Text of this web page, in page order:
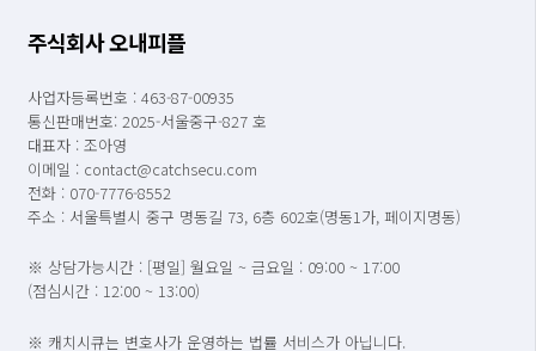
주식회사 오내피플
사업자등록번호 : 463-87-00935
통신판매번호: 2025-서울중구-827 호
대표자 : 조아영
이메일 : contact@catchsecu.com
전화 : 070-7776-8552
주소 : 서울특별시 중구 명동길 73, 6층 602호(명동1가, 페이지명동)
※ 상담가능시간 : [평일] 월요일 ~ 금요일 : 09:00 ~ 17:00
(점심시간 : 12:00 ~ 13:00)
※ 캐치시큐는 변호사가 운영하는 법률 서비스가 아닙니다.